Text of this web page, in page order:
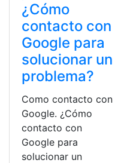
¿Cómo
contacto con
Google para
solucionar un
problema?
Como contacto con
Google. ¿Cómo
contacto con
Google para
solucionar un